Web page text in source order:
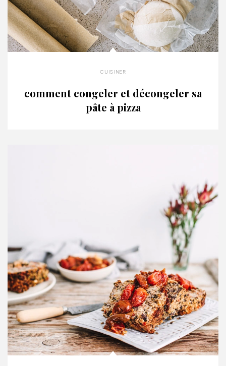
cuisiner
comment congeler et décongeler sa
pâte à pizza